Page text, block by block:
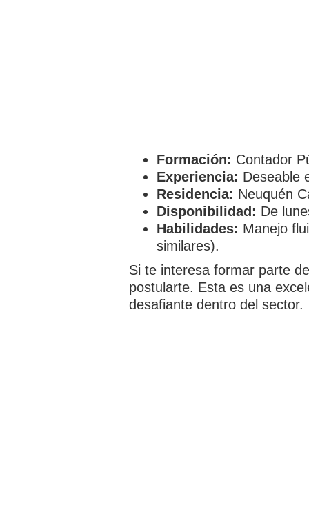
Formación: Contador
Experiencia: Deseable
Residencia: Neuquén
Disponibilidad: De
Habilidades: Manejo
similares).
Si te interesa formar parte
postularte. Esta es una
desafiante dentro del sector.